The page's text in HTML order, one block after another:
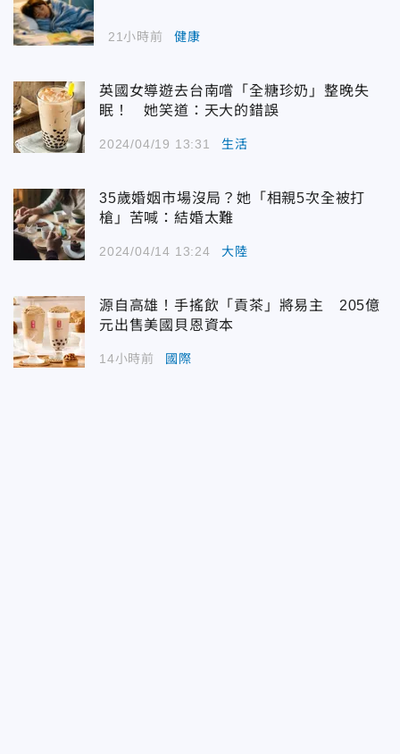
21小時前 健康
英國女導遊去台南嚐「全糖珍奶」整晚失
眠！ 她笑道：天大的錯誤
2024/04/19 13:31 生活
35歲婚姻市場沒局？她「相親5次全被打
槍」苦喊：結婚太難
2024/04/14 13:24 大陸
源自高雄！手搖飲「貢茶」將易主 205億
元出售美國貝恩資本
14小時前 國際